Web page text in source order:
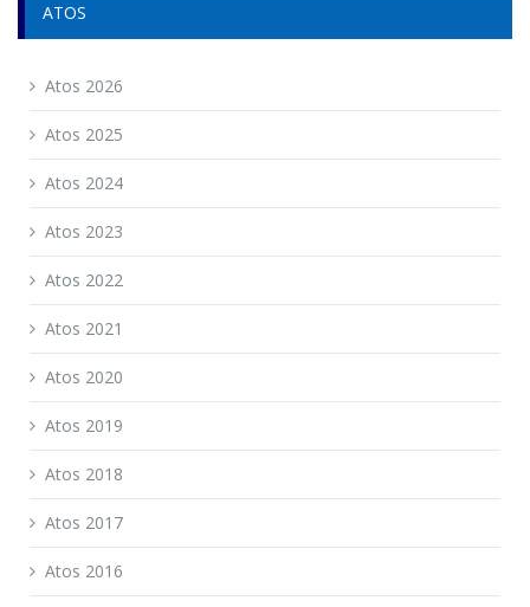
ATOS
Atos 2026
Atos 2025
Atos 2024
Atos 2023
Atos 2022
Atos 2021
Atos 2020
Atos 2019
Atos 2018
Atos 2017
Atos 2016